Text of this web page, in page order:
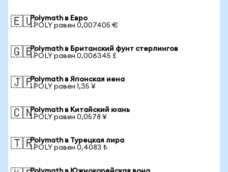
🇪🇺Polymath в Евро
1 POLY равен 0,007405 €
🇬🇧Polymath в Британский фунт стерлингов
1 POLY равен 0,006345 £
🇯🇵Polymath в Японская иена
1 POLY равен 1,35 ¥
🇨🇳Polymath в Китайский юань
1 POLY равен 0,0578 ¥
🇹🇷Polymath в Турецкая лира
1 POLY равен 0,4083 ₺